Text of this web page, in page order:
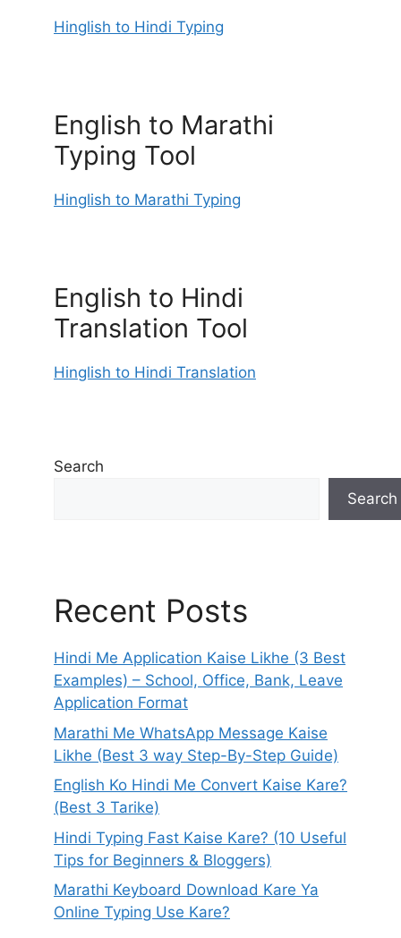
Hinglish to Hindi Typing
English to Marathi
Typing Tool
Hinglish to Marathi Typing
English to Hindi
Translation Tool
Hinglish to Hindi Translation
Search
Search
Recent Posts
Hindi Me Application Kaise Likhe (3 Best
Examples) – School, Office, Bank, Leave
Application Format
Marathi Me WhatsApp Message Kaise
Likhe (Best 3 way Step-By-Step Guide)
English Ko Hindi Me Convert Kaise Kare?
(Best 3 Tarike)
Hindi Typing Fast Kaise Kare? (10 Useful
Tips for Beginners & Bloggers)
Marathi Keyboard Download Kare Ya
Online Typing Use Kare?